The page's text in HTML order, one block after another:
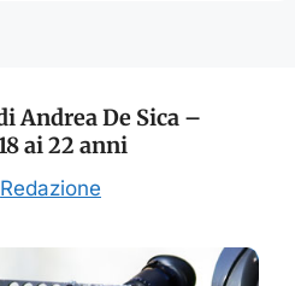
Andrea De Sica –
ai 22 anni
Redazione